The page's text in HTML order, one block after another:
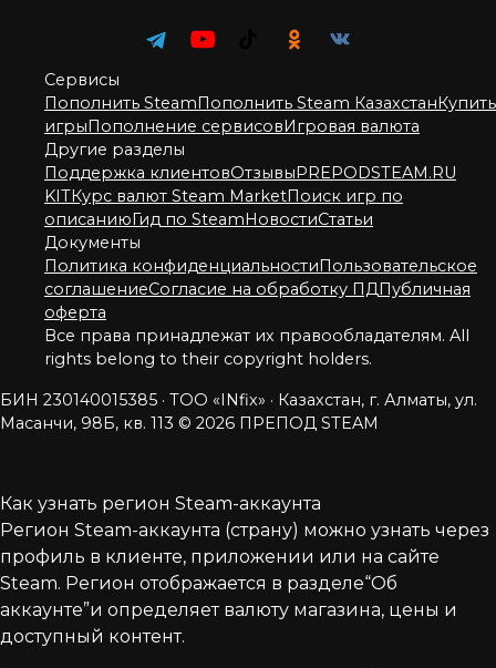
Сервисы
Пополнить SteamПополнить Steam КазахстанКупить
игрыПополнение сервисовИгровая валюта
Другие разделы
Поддержка клиентовОтзывыPREPODSTEAM.RU
KITКурс валют Steam MarketПоиск игр по
описаниюГид по SteamНовостиСтатьи
Документы
Политика конфиденциальностиПользовательское
соглашениеСогласие на обработку ПДПубличная
оферта
Все права принадлежат их правообладателям. All
rights belong to their copyright holders.
БИН 230140015385 · ТОО «INfix» · Казахстан, г. Алматы, ул.
Масанчи, 98Б, кв. 113 © 2026 ПРЕПОД STEAM
Как узнать регион Steam-аккаунта
Регион Steam-аккаунта (страну) можно узнать через
профиль в клиенте, приложении или на сайте
Steam. Регион отображается в разделе“Об
аккаунте”и определяет валюту магазина, цены и
доступный контент.